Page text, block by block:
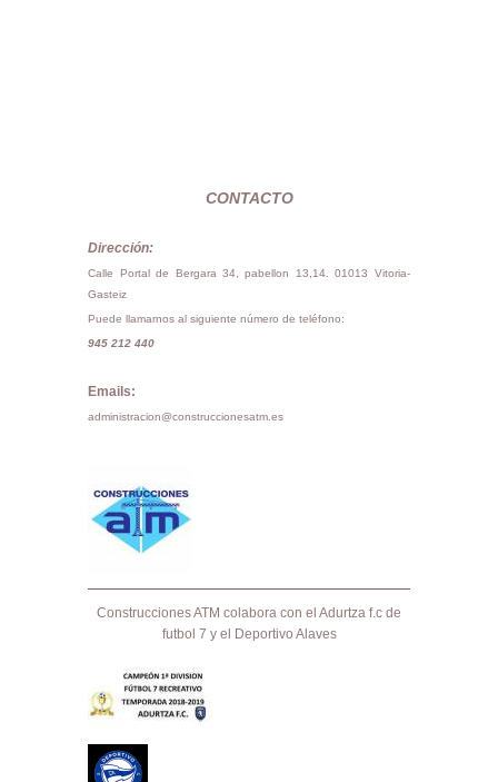
CONTACTO
Dirección:
Calle Portal de Bergara 34, pabellon 13,14. 01013 Vitoria-
Gasteiz
Puede llamarnos al siguiente número de teléfono:
945 212 440
Emails:
administracion@construccionesatm.es
Construcciones ATM colabora con el Adurtza f.c de
futbol 7 y el Deportivo Alaves